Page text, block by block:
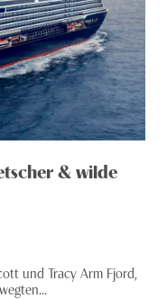
& wilde
und Tracy Arm Fjord,